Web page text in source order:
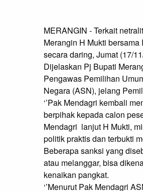
MERANGIN - Terkait
Merangin H Mukti
secara daring, Jumat (17/
Dijelaskan Pj Bupati
Pengawas Pemilihan
Negara (ASN), jelang
‘’Pak Mendagri kembali
berpihak kepada calon
Mendagri  lanjut H Mukti,
politik praktis dan terbukti
Beberapa sanksi yang
atau melanggar, bisa
kenaikan pangkat.
‘’Menurut Pak Mendagri